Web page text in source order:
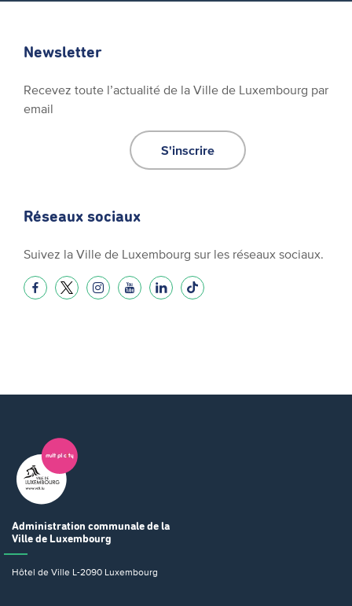
Newsletter
Recevez toute l’actualité de la Ville de Luxembourg par
email
S'inscrire
Réseaux sociaux
Suivez la Ville de Luxembourg sur les réseaux sociaux.
Administration communale de la
Ville de Luxembourg
Hôtel de Ville L-2090 Luxembourg